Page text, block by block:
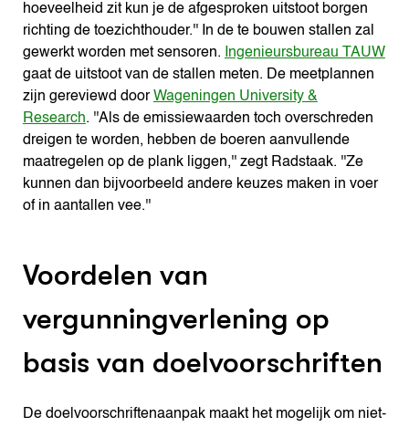
hoeveelheid zit kun je de afgesproken uitstoot borgen
richting de toezichthouder.'' In de te bouwen stallen zal
gewerkt worden met sensoren.
Ingenieursbureau TAUW
gaat de uitstoot van de stallen meten. De meetplannen
zijn gereviewd door Wageningen University &
Research. ''Als de emissiewaarden toch overschreden
dreigen te worden, hebben de boeren aanvullende
maatregelen op de plank liggen,'' zegt Radstaak. ''Ze
kunnen dan bijvoorbeeld andere keuzes maken in voer
of in aantallen vee.''
Voordelen van
vergunningverlening op
basis van doelvoorschriften
De doelvoorschriftenaanpak maakt het mogelijk om niet-